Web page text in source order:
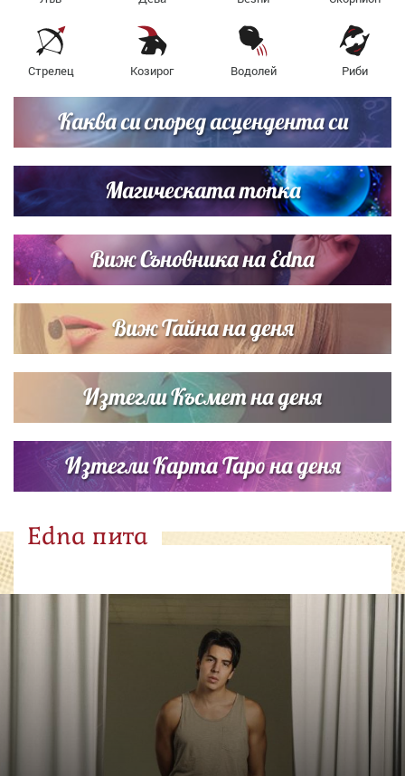
Стрелец Козирог Водолей Риби
Каква си според асцендента си
Магическата топка
Виж Съновника на Edna
Виж Тайна на деня
Изтегли Късмет на деня
Изтегли Карта Таро на деня
Edna пита